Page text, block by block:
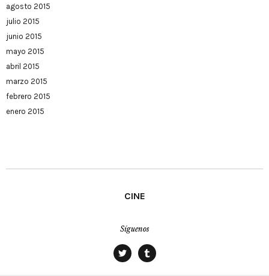
agosto 2015
julio 2015
junio 2015
mayo 2015
abril 2015
marzo 2015
febrero 2015
enero 2015
CINE
Síguenos